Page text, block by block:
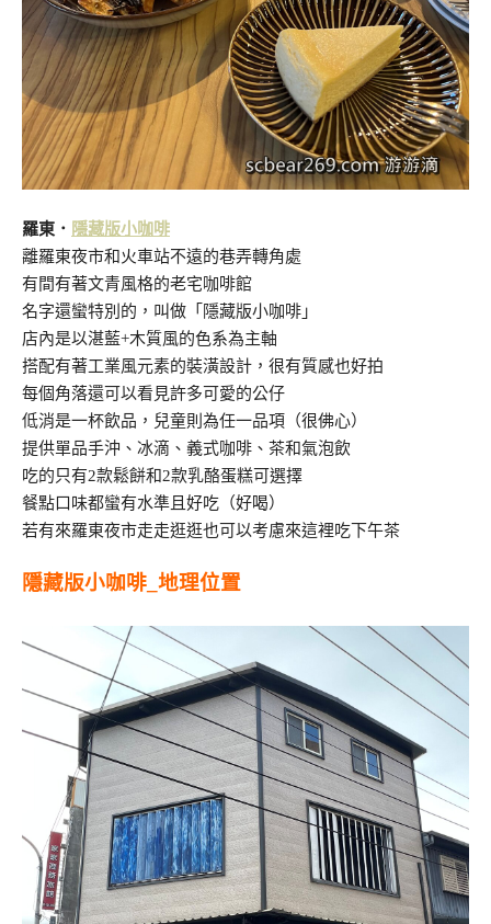
羅東． 隱藏版小咖啡
離羅東夜市和火車站不遠的巷弄轉角處
有間有著文青風格的老宅咖啡館
名字還蠻特別的，叫做「隱藏版小咖啡」
店內是以湛藍+木質風的色系為主軸
搭配有著工業風元素的裝潢設計，很有質感也好拍
每個角落還可以看見許多可愛的公仔
低消是一杯飲品，兒童則為任一品項（很佛心）
提供單品手沖、冰滴、義式咖啡、茶和氣泡飲
吃的只有2款鬆餅和2款乳酪蛋糕可選擇
餐點口味都蠻有水準且好吃（好喝）
若有來羅東夜市走走逛逛也可以考慮來這裡吃下午茶
隱藏版小咖啡_地理位置